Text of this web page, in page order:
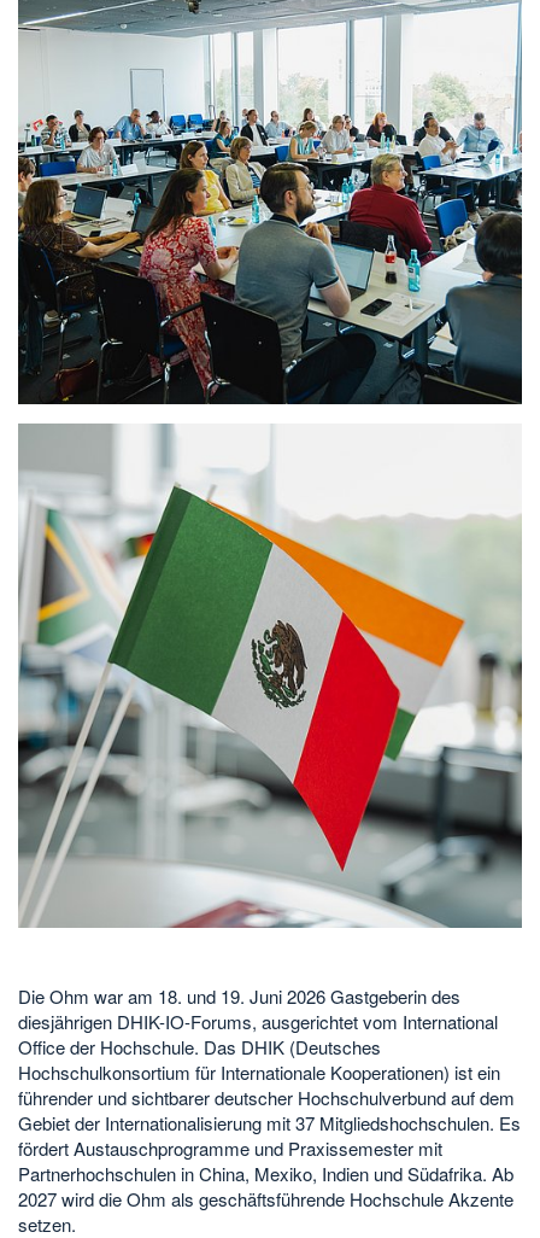
Die Ohm war am 18. und 19. Juni 2026 Gastgeberin des
diesjährigen DHIK-IO-Forums, ausgerichtet vom International
Office der Hochschule. Das DHIK (Deutsches
Hochschulkonsortium für Internationale Kooperationen) ist ein
führender und sichtbarer deutscher Hochschulverbund auf dem
Gebiet der Internationalisierung mit 37 Mitgliedshochschulen. Es
fördert Austauschprogramme und Praxissemester mit
Partnerhochschulen in China, Mexiko, Indien und Südafrika. Ab
2027 wird die Ohm als geschäftsführende Hochschule Akzente
setzen.